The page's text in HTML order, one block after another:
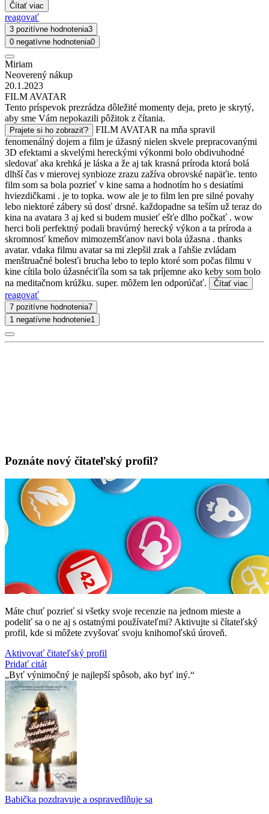
Čítať viac
reagovať
3 pozitívne hodnotenia3
0 negatívne hodnotenia0
Miriam
Neoverený nákup
20.1.2023
FILM AVATAR
Tento príspevok prezrádza dôležité momenty deja, preto je skrytý,
aby sme Vám nepokazili pôžitok z čítania.
Prajete si ho zobraziť?
FILM AVATAR na mňa spravil
fenomenálný dojem a film je úžasný nielen skvele prepracovanými
3D efektami a skvelými hereckými výkonmi bolo obdivuhodné
sledovať aka krehká je láska a že aj tak krasná príroda ktorá bolá
dlhší čas v mierovej synbioze zrazu zažíva obrovské napäťie. tento
film som sa bola pozrieť v kine sama a hodnotím ho s desiatími
hviezdičkami . je to topka. wow ale je to film len pre silné povahy
lebo niektoré zábery sú dosť drsné. každopadne sa teším už teraz do
kina na avatara 3 aj ked si budem musieť ešťe dlho počkať . wow
herci boli perfektný podali bravúrný herecký výkon a ta príroda a
skromnosť kmeňov mimozemšťanov navi bola úžasna . thanks
avatar. vdaka filmu avatar sa mi zlepšil zrak a ľahšie zvládam
menštruačné bolesťi brucha lebo to teplo ktoré som počas filmu v
kine cítila bolo úžasnéciťíla som sa tak príjemne ako keby som bolo
na meditačnom krúžku. super. môžem len odporúčať.
Čítať viac
reagovať
7 pozitívne hodnotenia7
1 negatívne hodnotenie1
Poznáte nový čitateľský profil?
Máte chuť pozrieť si všetky svoje recenzie na jednom mieste a
podeliť sa o ne aj s ostatnými používateľmi? Aktivujte si čítateľský
profil, kde si môžete zvyšovať svoju knihomoľskú úroveň.
Aktivovať čitateľský profil
Pridať citát
Byť výnimočný je najlepší spôsob, ako byť iný.
Babička pozdravuje a ospravedlňuje sa